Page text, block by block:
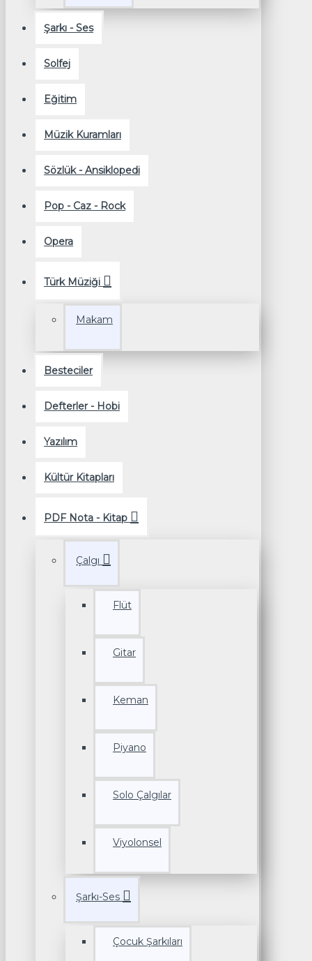
Şarkı - Ses
Solfej
Eğitim
Müzik Kuramları
Sözlük - Ansiklopedi
Pop - Caz - Rock
Opera
Türk Müziği
Makam
Besteciler
Defterler - Hobi
Yazılım
Kültür Kitapları
PDF Nota - Kitap
Çalgı
Flüt
Gitar
Keman
Piyano
Solo Çalgılar
Viyolonsel
Şarkı-Ses
Çocuk Şarkıları